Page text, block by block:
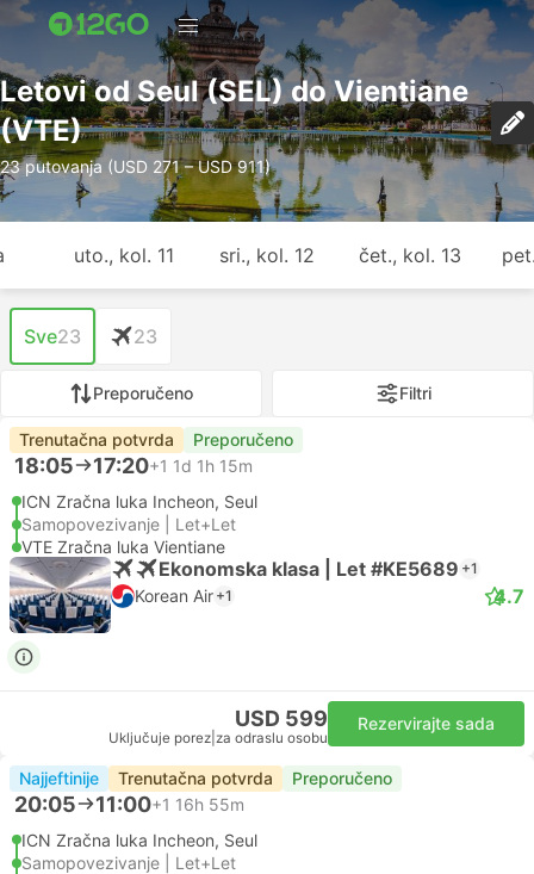
Letovi od Seul (SEL) do Vientiane
(VTE)
23 putovanja (USD 271 – USD 911)
uto., kol. 11 sri., kol. 12 čet., kol. 13
Sve23 23
Preporučeno Filtri
Trenutačna potvrda Preporučeno
18:05 17:20+1 1d 1h 15m
ICN Zračna luka Incheon, Seul
Samopovezivanje | Let+Let
VTE Zračna luka Vientiane
Ekonomska klasa | Let #KE5689 +1
Korean Air +1 4.7
USD 599
Uključuje porez za odraslu osobu
Rezervirajte sada
Najjeftinije Trenutačna potvrda Preporučeno
20:05 11:00+1 16h 55m
ICN Zračna luka Incheon, Seul
Samopovezivanje | Let+Let